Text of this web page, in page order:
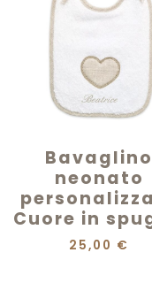
Bavaglino
neonato
Cuore in
25,00 €